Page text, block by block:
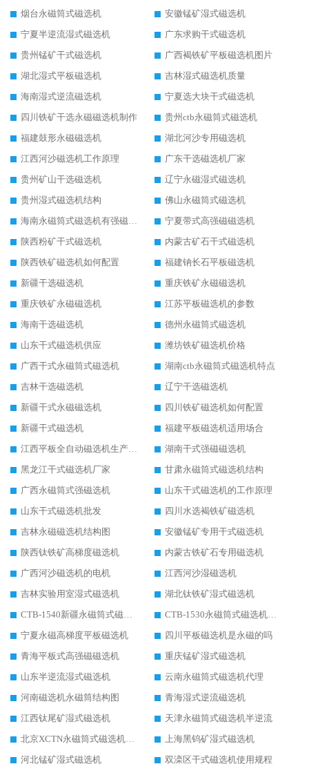
烟台永磁筒式磁选机
安徽锰矿湿式磁选机
宁夏半逆流湿式磁选机
广东求购干式磁选机
贵州锰矿干式磁选机
广西褐铁矿平板磁选机图片
湖北湿式平板磁选机
吉林湿式磁选机质量
海南湿式逆流磁选机
宁夏选大块干式磁选机
四川铁矿干选永磁磁选机制作
贵州ctb永磁筒式磁选机
福建鼓形永磁磁选机
湖北河沙专用磁选机
江西河沙磁选机工作原理
广东干选磁选机厂家
贵州矿山干选磁选机
辽宁永磁湿式磁选机
贵州湿式磁选机结构
佛山永磁筒式磁选机
海南永磁筒式磁选机有强磁的吗
宁夏带式高强磁磁选机
陕西粉矿干式磁选机
内蒙古矿石干式磁选机
陕西铁矿磁选机如何配置
福建钠长石平板磁选机
新疆干选磁选机
重庆铁矿永磁磁选机
重庆铁矿永磁磁选机
江苏平板磁选机的参数
海南干选磁选机
德州永磁筒式磁选机
山东干式磁选机供应
潍坊铁矿磁选机价格
广西干式永磁筒式磁选机
湖南ctb永磁筒式磁选机特点
吉林干选磁选机
辽宁干选磁选机
新疆干式永磁磁选机
四川铁矿磁选机如何配置
新疆干式磁选机
福建平板磁选机适用场合
江西平板全自动磁选机生产厂家
湖南干式强磁磁选机
黑龙江干式磁选机厂家
甘肃永磁筒式磁选机结构
广西永磁筒式强磁选机
山东干式磁选机的工作原理
山东干式磁选机批发
四川水选褐铁矿磁选机
吉林永磁磁选机结构图
安徽锰矿专用干式磁选机
陕西钛铁矿高梯度磁选机
内蒙古铁矿石专用磁选机
广西河沙磁选机的电机
江西河沙湿磁选机
吉林实验用室湿式磁选机
湖北钛铁矿湿式磁选机
CTB-1540新疆永磁筒式磁选机
CTB-1530永磁筒式磁选机代理商
宁夏永磁高梯度平板磁选机
四川平板磁选机是永磁的吗
青海平板式高强磁磁选机
重庆锰矿湿式磁选机
山东半逆流湿式磁选机
云南永磁筒式磁选机代理
河南磁选机永磁筒结构图
青海湿式逆流磁选机
江西钛尾矿湿式磁选机
天津永磁筒式磁选机半逆流
北京XCTN永磁筒式磁选机磁块位置
上海黑钨矿湿式磁选机
河北锰矿湿式磁选机
双滦区干式磁选机使用规程